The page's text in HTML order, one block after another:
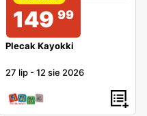
149 99
Plecak Kayokki
27 lip -12 sie 2026